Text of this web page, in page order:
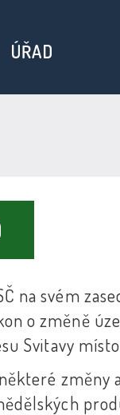
ÚŘAD
na svém
o změně
Svitavy
změny